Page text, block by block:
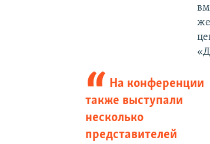
На конференции
также выступали
несколько
представителей